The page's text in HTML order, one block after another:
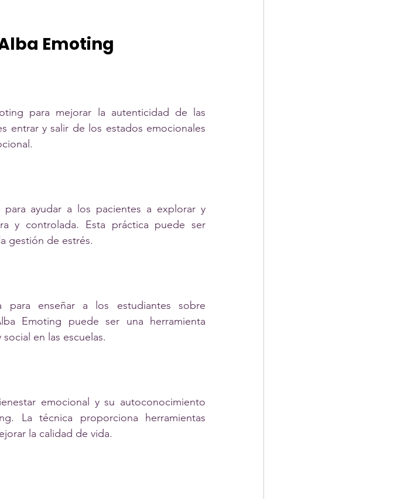
Emoting
para mejorar la autenticidad de las
entrar y salir de los estados emocionales
ayudar a los pacientes a explorar y
y controlada. Esta práctica puede ser
gestión de estrés.
para enseñar a los estudiantes sobre
Emoting puede ser una herramienta
en las escuelas.
emocional y su autoconocimiento
La técnica proporciona herramientas
la calidad de vida.